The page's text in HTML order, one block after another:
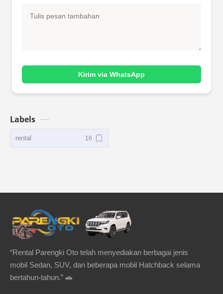
Kirim via WhatsApp
Labels
rental
“Rental Parengki Oto telah menyediakan berbagai jenis
mobil Sedan, SUV, dan beberapa mobil Hatchback selama
bertahun-tahun.” 🚗